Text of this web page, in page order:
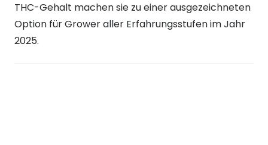
THC-Gehalt machen sie zu einer ausgezeichneten
Option für Grower aller Erfahrungsstufen im Jahr
2025.